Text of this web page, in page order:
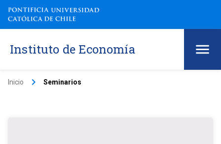
Instituto de Economía
Inicio keyboard_arrow_right Seminarios